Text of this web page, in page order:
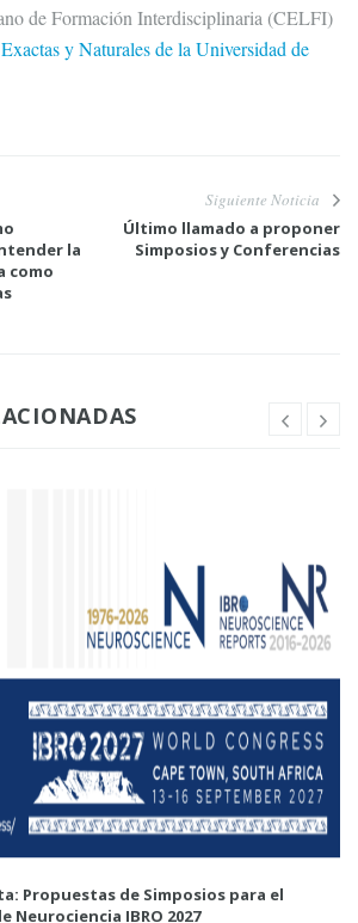
de Formación Interdisciplinaria (CELFI)
y Naturales de la Universidad de
la
como
Siguiente Noticia
Último llamado a proponer
Simposios y Conferencias
Propuestas de Simposios para el
Neurociencia IBRO 2027